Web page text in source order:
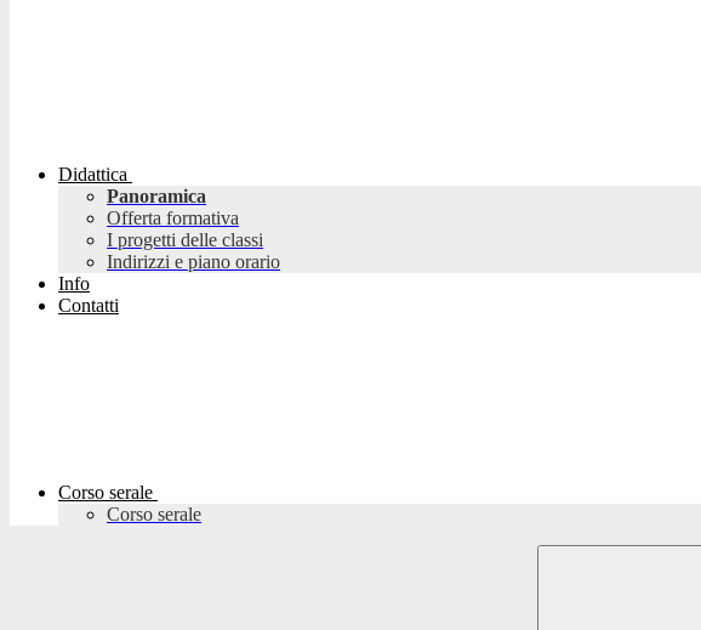
Didattica
Panoramica
Offerta formativa
I progetti delle classi
Indirizzi e piano orario
Info
Contatti
Corso serale
Corso serale